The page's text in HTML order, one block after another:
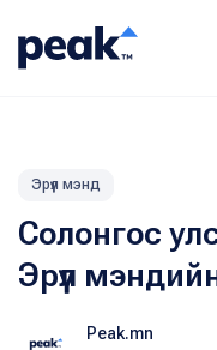
Эрүүл мэнд
Солонгос
Эрүүл
Peak.mn